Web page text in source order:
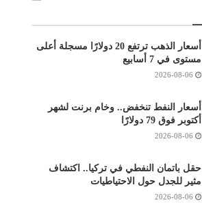
أسعار الذهب ترتفع 20 دولارًا مسجلة أعلى
مستوى في 7 أسابيع
2026-08-06
أسعار النفط تنخفض.. وخام برنت لشهر
أكتوبر فوق 79 دولارًا
2026-08-06
حقل باتمان النفطي في تركيا.. اكتشاف
مثير للجدل حول الاحتياطيات
2026-08-06